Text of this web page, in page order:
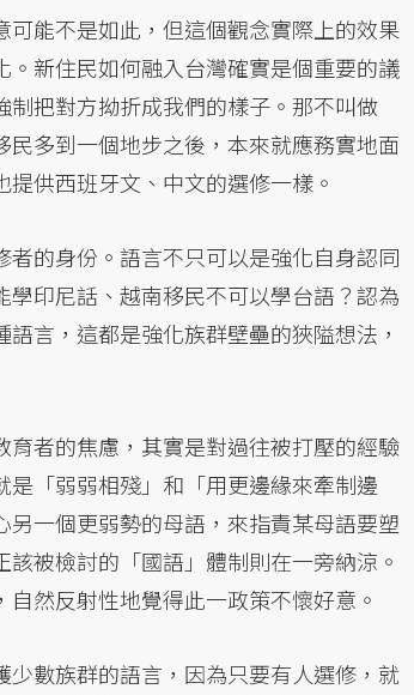
能不是如此，但這個觀念實際上的效果
新住民如何融入台灣確實是個重要的議
把對方拗折成我們的樣子。那不叫做
民多到一個地步之後，本來就應務實地面
供西班牙文、中文的選修一樣。
的身份。語言不只可以是強化自身認同
印尼話、越南移民不可以學台語？認為
言，這都是強化族群壁壘的狹隘想法，
者的焦慮，其實是對過往被打壓的經驗
「弱弱相殘」和「用更邊緣來牽制邊
一個更弱勢的母語，來指責某母語要塑
被檢討的「國語」體制則在一旁納涼。
然反射性地覺得此一政策不懷好意。
數族群的語言，因為只要有人選修，就